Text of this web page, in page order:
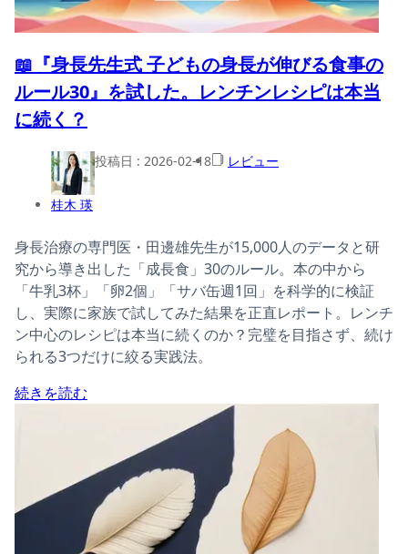
📖『身長先生式 子どもの身長が伸びる食事の
ルール30』を試した。レンチンレシピは本当
に続く？
桂木 瑛
投稿日 : 2026-02-18 レビュー
身長治療の専門医・田邊雄先生が15,000人のデータと研
究から導き出した「成長食」30のルール。本の中から
「牛乳3杯」「卵2個」「サバ缶週1回」を科学的に検証
し、実際に家族で試してみた結果を正直レポート。レンチ
ン中心のレシピは本当に続くのか？完璧を目指さず、続け
られる3つだけに絞る実践法。
続きを読む